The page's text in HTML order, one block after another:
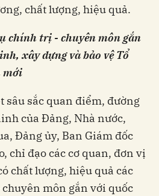
chất lượng, hiệu quả.
chính trị - chuyên môn gắn
xây dựng và bảo vệ Tổ
mới
sâu sắc quan điểm, đường
của Đảng, Nhà nước,
Đảng ủy, Ban Giám đốc
chỉ đạo các cơ quan, đơn vị
chất lượng, hiệu quả các
môn gắn với quốc